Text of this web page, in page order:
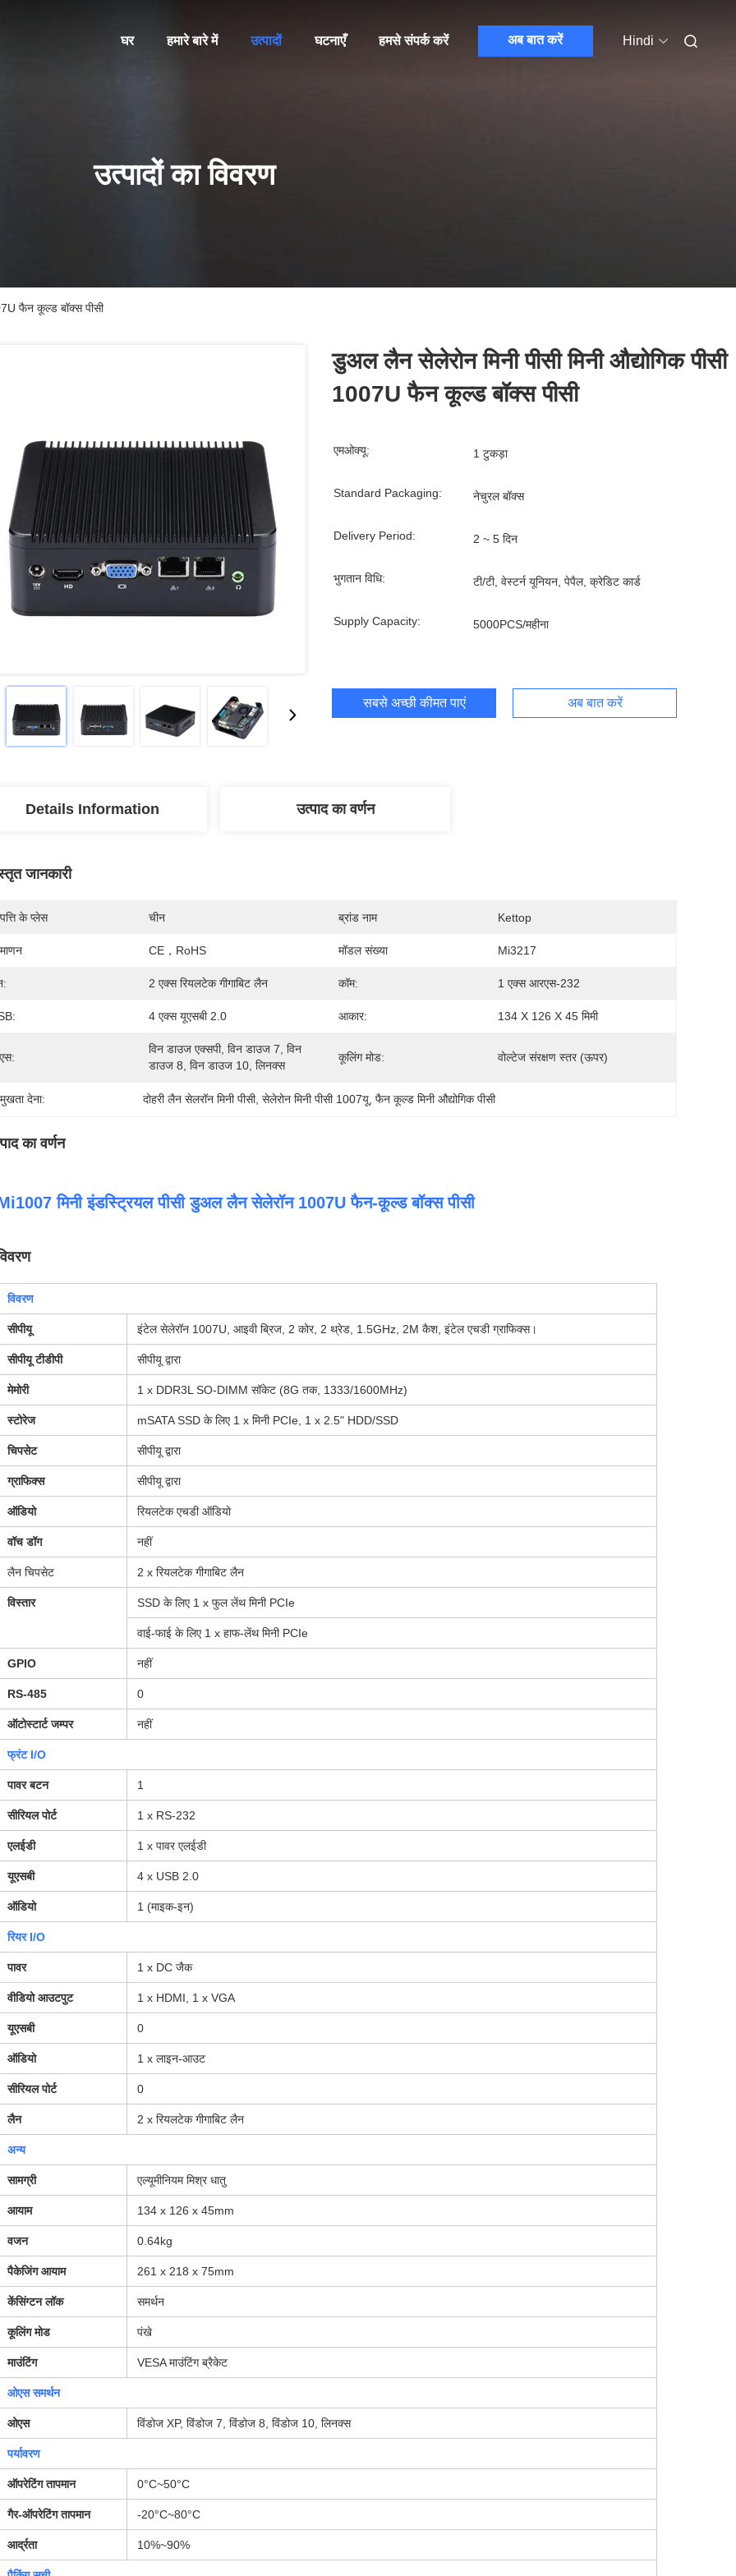
घर हमारे बारे में उत्पादों घटनाएँ हमसे संपर्क करें अब बात करें Hindi
उत्पादों का विवरण
फैन कूल्ड बॉक्स पीसी
डुअल लैन सेलेरोन मिनी पीसी मिनी औद्योगिक पीसी
1007U फैन कूल्ड बॉक्स पीसी
एमओक्यू: 1 टुकड़ा
Standard Packaging: नेचुरल बॉक्स
Delivery Period: 2 ~ 5 दिन
भुगतान विधि: टी/टी, वेस्टर्न यूनियन, पेपैल, क्रेडिट कार्ड
Supply Capacity: 5000PCS/महीना
सबसे अच्छी कीमत पाएं अब बात करें
Details Information उत्पाद का वर्णन
जानकारी
के प्लेस चीन ब्रांड नाम Kettop
CE，RoHS मॉडल संख्या Mi3217
2 एक्स रियलटेक गीगाबिट लैन कॉम: 1 एक्स आरएस-232
4 एक्स यूएसबी 2.0 आकार: 134 X 126 X 45 मिमी
विन डाउज एक्सपी, विन डाउज 7, विन
डाउज 8, विन डाउज 10, लिनक्स
कूलिंग मोड: वोल्टेज संरक्षण स्तर (ऊपर)
देना: दोहरी लैन सेलरॉन मिनी पीसी, सेलेरोन मिनी पीसी 1007यू , फैन कूल्ड मिनी औद्योगिक पीसी
का वर्णन
मिनी इंडस्ट्रियल पीसी डुअल लैन सेलेरॉन 1007U फैन-कूल्ड बॉक्स पीसी
विवरण
सीपीयू इंटेल सेलेरॉन 1007U, आइवी ब्रिज, 2 कोर, 2 थ्रेड, 1.5GHz, 2M कैश, इंटेल एचडी ग्राफिक्स।
सीपीयू टीडीपी सीपीयू द्वारा
मेमोरी 1 x DDR3L SO-DIMM सॉकेट (8G तक, 1333/1600MHz)
स्टोरेज mSATA SSD के लिए 1 x मिनी PCIe, 1 x 2.5" HDD/SSD
चिपसेट सीपीयू द्वारा
ग्राफिक्स सीपीयू द्वारा
ऑडियो रियलटेक एचडी ऑडियो
वॉच डॉग नहीं
लैन चिपसेट 2 x रियलटेक गीगाबिट लैन
विस्तार SSD के लिए 1 x फुल लेंथ मिनी PCIe
वाई-फाई के लिए 1 x हाफ-लेंथ मिनी PCIe
GPIO नहीं
RS-485 0
ऑटोस्टार्ट जम्पर नहीं
फ्रंट I/O
पावर बटन 1
सीरियल पोर्ट 1 x RS-232
एलईडी 1 x पावर एलईडी
यूएसबी 4 x USB 2.0
ऑडियो 1 (माइक-इन)
रियर I/O
पावर 1 x DC जैक
वीडियो आउटपुट 1 x HDMI, 1 x VGA
यूएसबी 0
ऑडियो 1 x लाइन-आउट
सीरियल पोर्ट 0
लैन 2 x रियलटेक गीगाबिट लैन
अन्य
सामग्री एल्यूमीनियम मिश्र धातु
आयाम 134 x 126 x 45mm
वजन 0.64kg
पैकेजिंग आयाम 261 x 218 x 75mm
केंसिंग्टन लॉक समर्थन
कूलिंग मोड पंखे
माउंटिंग VESA माउंटिंग ब्रैकेट
ओएस समर्थन
ओएस विंडोज XP, विंडोज 7, विंडोज 8, विंडोज 10, लिनक्स
पर्यावरण
ऑपरेटिंग तापमान 0°C~50°C
गैर-ऑपरेटिंग तापमान -20°C~80°C
आर्द्रता 10%~90%